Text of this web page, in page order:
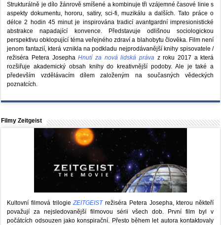
Strukturálně je dílo žánrově smíšené a kombinuje tři vzájemné časové linie s
aspekty dokumentu, hororu, satiry, sci-fi, muzikálu a dalších. Tato práce o
délce 2 hodin 45 minut je inspirována tradicí avantgardní impresionistické
abstrakce napadající konvence. Představuje odlišnou sociologickou
perspektivu obklopující téma veřejného zdraví a blahobytu člověka. Film není
jenom fantazií, která vznikla na podkladu nejprodávanější knihy spisovatele /
režiséra Petera JosephaHnutí za nová lidská právaz roku 2017 a která
rozšiřuje akademický obsah knihy do kreativnější podoby. Ale je také a
především vzdělávacím dílem založeným na současných vědeckých
poznatcích.
Filmy Zeitgeist
Kultovní filmová trilogieZEITGEISTrežiséra Petera Josepha, kterou někteří
považují za nejsledovanější filmovou sérii všech dob. První film byl v
počátcích odsouzen jako konspirační. Přesto během let autora kontaktovaly